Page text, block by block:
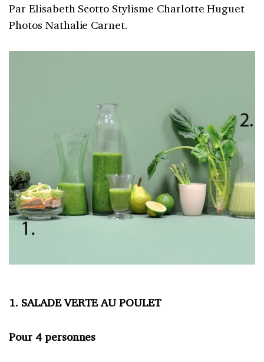
Par Elisabeth Scotto Stylisme Charlotte Huguet
Photos Nathalie Carnet.
1. SALADE VERTE AU POULET
Pour 4 personnes